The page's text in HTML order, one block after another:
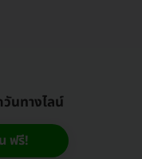
นทางไลน์
ฟรี!